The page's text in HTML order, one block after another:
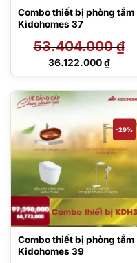
Combo thiết bị phòng tắm
Kidohomes 37
53.404.000₫
Giá
53.404.000 ₫.
36.122.000₫
Giá
là:
36.122.000 ₫.
-29%
Combo thiết bị phòng tắm
Kidohomes 39